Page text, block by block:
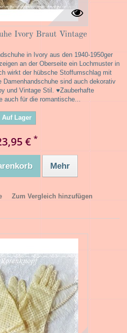
Ivory Braut Vintage
in Ivory aus den 1940-1950ger
an der Oberseite ein Lochmuster in
wirkt der hübsche Stoffumschlag mit
Damenhandschuhe sind auch dekorativ
und Vintage Stil. ♥Zauberhafte
auch für die romantische...
Auf Lager
€ *
Mehr
Zum Vergleich hinzufügen